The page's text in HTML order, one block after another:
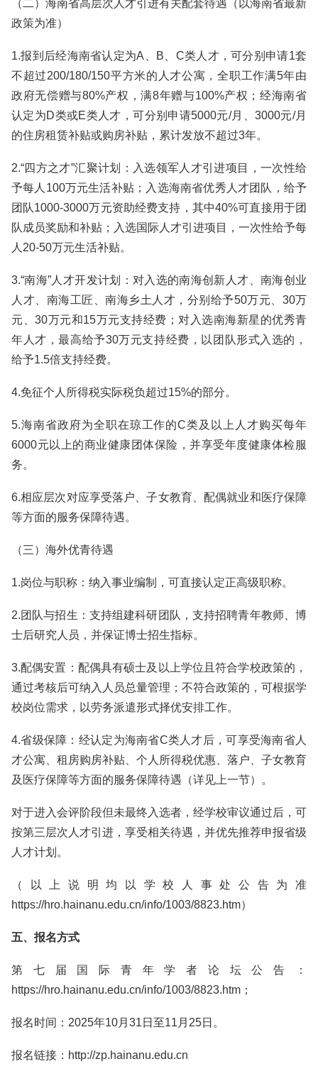
（二）海南省高层次人才引进有关配套待遇（以海南省最新
政策为准）
1.报到后经海南省认定为A、B、C类人才，可分别申请1套
不超过200/180/150平方米的人才公寓，全职工作满5年由
政府无偿赠与80%产权，满8年赠与100%产权；经海南省
认定为D类或E类人才，可分别申请5000元/月、3000元/月
的住房租赁补贴或购房补贴，累计发放不超过3年。
2.“四方之才”汇聚计划：入选领军人才引进项目，一次性给
予每人100万元生活补贴；入选海南省优秀人才团队，给予
团队1000-3000万元资助经费支持，其中40%可直接用于团
队成员奖励和补贴；入选国际人才引进项目，一次性给予每
人20-50万元生活补贴。
3.“南海”人才开发计划：对入选的南海创新人才、南海创业
人才、南海工匠、南海乡土人才，分别给予50万元、30万
元、30万元和15万元支持经费；对入选南海新星的优秀青
年人才，最高给予30万元支持经费，以团队形式入选的，
给予1.5倍支持经费。
4.免征个人所得税实际税负超过15%的部分。
5.海南省政府为全职在琼工作的C类及以上人才购买每年
6000元以上的商业健康团体保险，并享受年度健康体检服
务。
6.相应层次对应享受落户、子女教育、配偶就业和医疗保障
等方面的服务保障待遇。
（三）海外优青待遇
1.岗位与职称：纳入事业编制，可直接认定正高级职称。
2.团队与招生：支持组建科研团队，支持招聘青年教师、博
士后研究人员，并保证博士招生指标。
3.配偶安置：配偶具有硕士及以上学位且符合学校政策的，
通过考核后可纳入人员总量管理；不符合政策的，可根据学
校岗位需求，以劳务派遣形式择优安排工作。
4.省级保障：经认定为海南省C类人才后，可享受海南省人
才公寓、租房购房补贴、个人所得税优惠、落户、子女教育
及医疗保障等方面的服务保障待遇（详见上一节）。
对于进入会评阶段但未最终入选者，经学校审议通过后，可
按第三层次人才引进，享受相关待遇，并优先推荐申报省级
人才计划。
（以上说明均以学校人事处公告为准
https://hro.hainanu.edu.cn/info/1003/8823.htm）
五、报名方式
第七届国际青年学者论坛公告：
https://hro.hainanu.edu.cn/info/1003/8823.htm；
报名时间：2025年10月31日至11月25日。
报名链接：http://zp.hainanu.edu.cn